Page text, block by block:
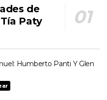
de
Paty
Humberto Panti Y Glen